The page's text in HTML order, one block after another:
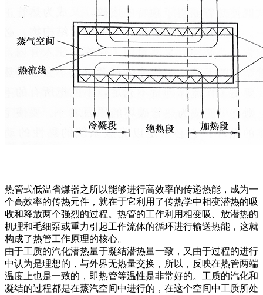
热管式低温省煤器之所以能够进行高效率的传递热能，成为一
个高效率的传热元件，就在于它利用了传热学中相变潜热的吸
收和释放两个强烈的过程。热管的工作利用相变吸、放潜热的
机理和毛细泵或重力引起工作流体的循环进行输送热能，这就
构成了热管工作原理的核心。
由于工质的汽化潜热量于凝结潜热量一致，又由于过程的进行
中认为是理想的，与外界无热量交换，所以，反映在热管两端
温度上也是一致的，即热管等温性是非常好的。工质的汽化和
凝结的过程都是在蒸汽空间中进行的，在这个空间中工质所处